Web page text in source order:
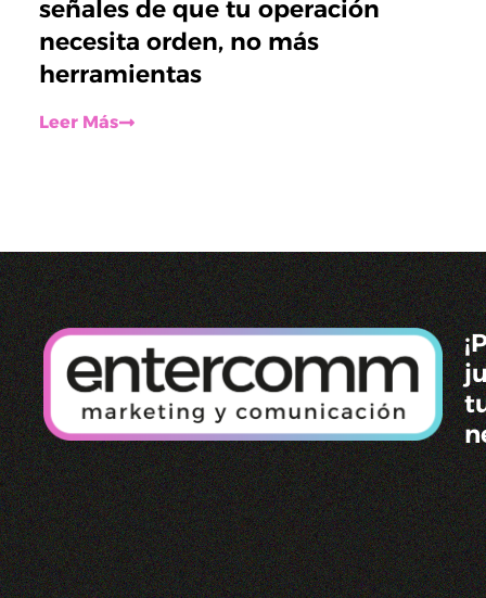
señales de que tu operación
necesita orden, no más
herramientas
Leer Más